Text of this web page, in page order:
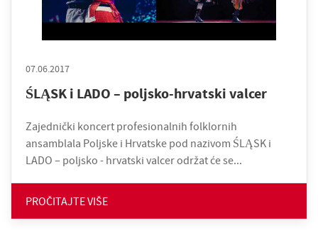
07.06.2017
ŚLĄSK i LADO – poljsko-hrvatski valcer
Zajednički koncert profesionalnih folklornih
ansamblala Poljske i Hrvatske pod nazivom ŚLĄSK i
LADO – poljsko - hrvatski valcer održat će se...
PROČITAJTE VIŠE